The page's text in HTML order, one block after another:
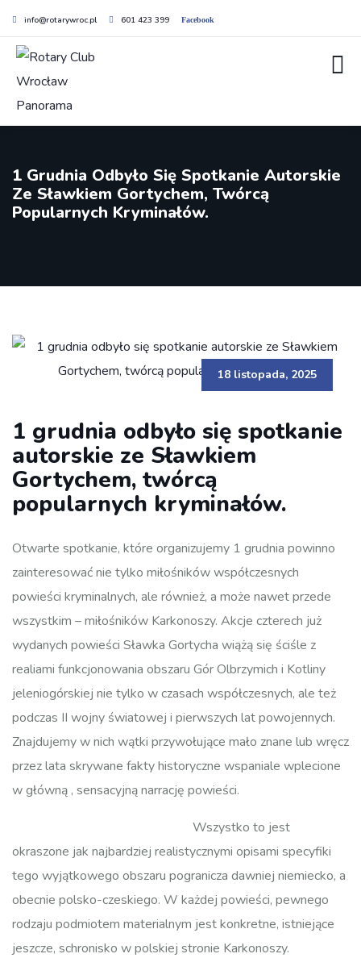
info@rotarywroc.pl 601 423 399 Facebook
1 Grudnia Odbyło Się Spotkanie Autorskie
Ze Sławkiem Gortychem, Twórcą
Popularnych Kryminałów.
18 listopada, 2025
1 grudnia odbyło się spotkanie
autorskie ze Sławkiem
Gortychem, twórcą
popularnych kryminałów.
Otwarte spotkanie, które organizujemy 1 grudnia powinno
zainteresować nie tylko miłośników współczesnych
powieści kryminalnych, ale również, a może nawet przede
wszystkim – miłośników Karkonoszy. Akcje czterech już
wydanych powieści Sławka Gortycha wiążą się ściśle z
realiami funkcjonowania obszaru Gór Olbrzymich i Kotliny
jeleniogórskiej nie tylko w czasach współczesnych, ale też
podczas II wojny światowej i pierwszych lat powojennych.
Znajdujemy w nich wątki przywołujące mało znane lub wręcz
przez lata skrywane fakty historyczne wspaniale wplecione
w główną , sensacyjną narrację powieści.
Wszystko to jest
okraszone jak najbardziej realistycznymi opisami specyfiki
tego wyjątkowego obszaru pogranicza dawniej niemiecko, a
obecnie polsko-czeskiego. W każdej powieści, pewnego
rodzaju podmiotem materialnym jest konkretne, istniejące
jeszcze, schronisko w polskiej stronie Karkonoszy.